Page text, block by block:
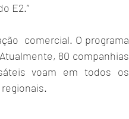
E2.”
comercial. O programa
80 companhias
voam em todos os